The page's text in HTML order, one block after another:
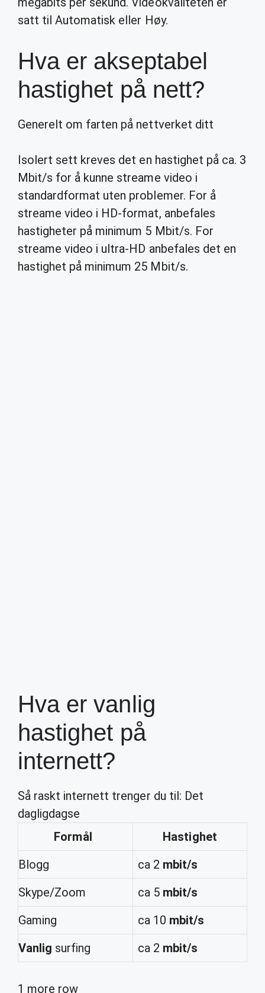
satt til Automatisk eller Høy.
Hva er akseptabel
hastighet på nett?
Generelt om farten på nettverket ditt
Isolert sett kreves det en hastighet på ca. 3
Mbit/s for å kunne streame video i
standardformat uten problemer. For å
streame video i HD-format, anbefales
hastigheter på minimum 5 Mbit/s. For
streame video i ultra-HD anbefales det en
hastighet på minimum 25 Mbit/s.
Hva er vanlig
hastighet på
internett?
Så raskt internett trenger du til: Det
dagligdagse
Formål
Hastighet
Blogg
ca 2 mbit/s
Skype/Zoom
ca 5 mbit/s
Gaming
ca 10 mbit/s
Vanlig surfing ca 2 mbit/s
1 more row